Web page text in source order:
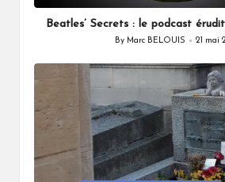
in
Beatles’ Secrets : le podcast
Posted
By Marc BELOUIS 21 mai